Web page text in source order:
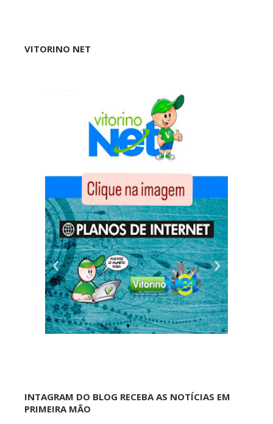
VITORINO NET
INTAGRAM DO BLOG RECEBA AS NOTÍCIAS EM
PRIMEIRA MÃO